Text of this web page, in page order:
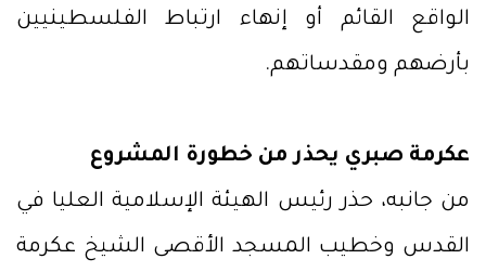
الواقع القائم أو إنهاء ارتباط الفلسطينيين
بأرضهم ومقدساتهم.
عكرمة صبري يحذر من خطورة المشروع
من جانبه، حذر رئيس الهيئة الإسلامية العليا في
القدس وخطيب المسجد الأقصى الشيخ عكرمة